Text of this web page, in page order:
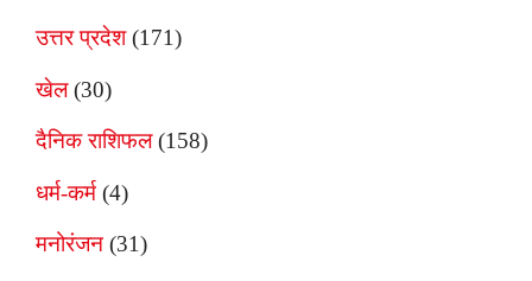
उत्तर प्रदेश(171)
खेल(30)
दैनिक राशिफल(158)
धर्म-कर्म (4)
मनोरंजन (31)